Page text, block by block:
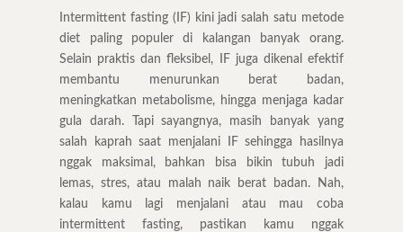
Intermittent fasting (IF) kini jadi salah satu metode
diet paling populer di kalangan banyak orang.
Selain praktis dan fleksibel, IF juga dikenal efektif
membantu menurunkan berat badan,
meningkatkan metabolisme, hingga menjaga kadar
gula darah. Tapi sayangnya, masih banyak yang
salah kaprah saat menjalani IF sehingga hasilnya
nggak maksimal, bahkan bisa bikin tubuh jadi
lemas, stres, atau malah naik berat badan. Nah,
kalau kamu lagi menjalani atau mau coba
intermittent fasting, pastikan kamu nggak